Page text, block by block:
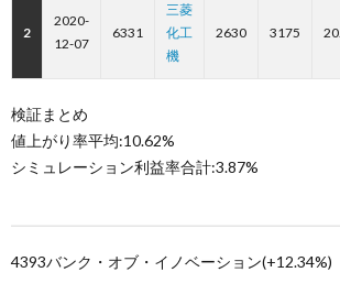
2
2020-
12-07
6331
三菱
化工
機
2630 3175
検証まとめ
値上がり率平均:10.62%
シミュレーション利益率合計:3.87%
4393バンク・オブ・イノベーション(+12.34%)